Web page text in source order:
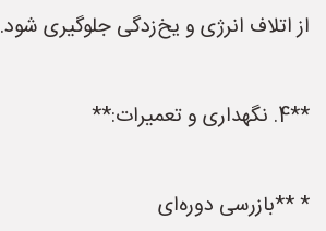
از اتلاف انرژی و یخ‌زدگی جلوگیری شود.
**4. نگهداری و تعمیرات:**
* **بازرسی دوره‌ای